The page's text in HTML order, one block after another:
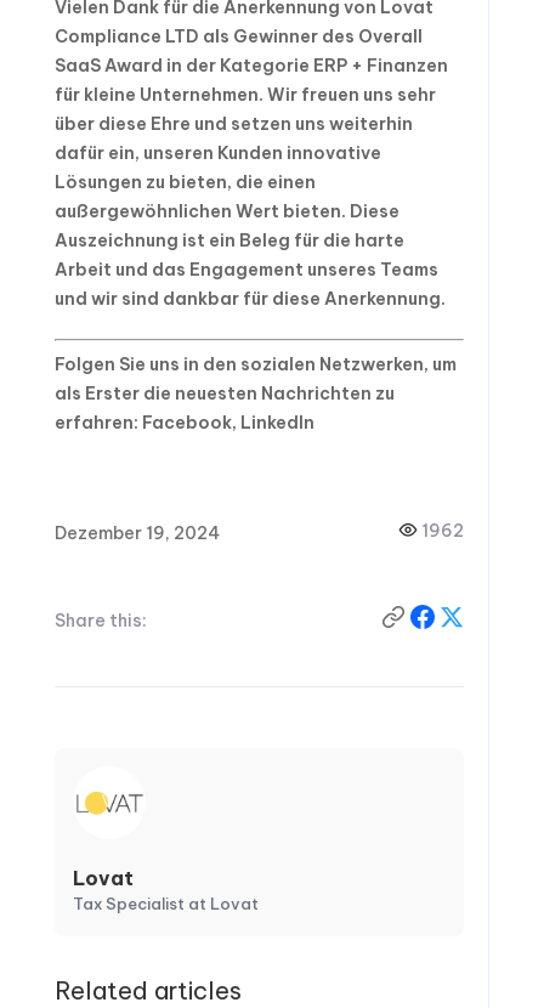
Vielen Dank für die Anerkennung von Lovat
Compliance LTD als Gewinner des Overall
SaaS Award in der Kategorie ERP + Finanzen
für kleine Unternehmen. Wir freuen uns sehr
über diese Ehre und setzen uns weiterhin
dafür ein, unseren Kunden innovative
Lösungen zu bieten, die einen
außergewöhnlichen Wert bieten. Diese
Auszeichnung ist ein Beleg für die harte
Arbeit und das Engagement unseres Teams
und wir sind dankbar für diese Anerkennung.
Folgen Sie uns in den sozialen Netzwerken, um
als Erster die neuesten Nachrichten zu
erfahren: Facebook, LinkedIn
Dezember 19, 2024 1962
Share this:
Lovat
Tax Specialist at Lovat
Related articles